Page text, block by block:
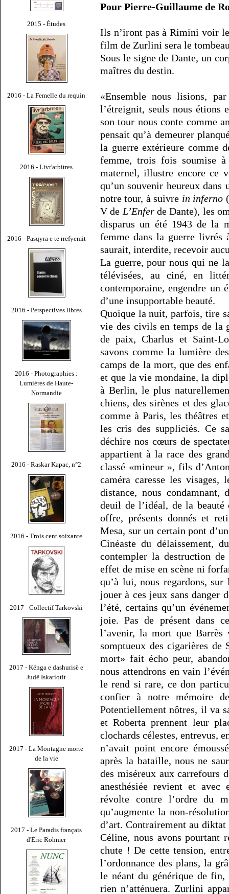
2015 - Études
2016 - La Femelle du requin
2016 - Livr'arbitres
2016 - Pasqyra e te rrefyemit
2016 - Perspectives libres
2016 - Photographies :
Lumières de Haute-
Normandie
2016 - Raskar Kapac, n°2
2016 - Trois cent soixante
2017 - Collectif Tarkovski
2017 - Kënga e dashurisë e
Judë Iskariotit
2017 - La Montagne morte
de la vie
2017 - Le Paradis français
d'Éric Rohmer
Pour Pierre-Guillaume de
Ils n’iront pas à Rimini voir
film de Zurlini sera le
Sous le signe de Dante, un
maîtres du destin.
«Ensemble nous lisions,
l’étreignit, seuls nous étions
son tour nous conte comme
pensait qu’à demeurer
la guerre extérieure comme
femme, trois fois soumise
maternel, illustre encore ce
qu’un souvenir heureux
notre tour, à suivre in inferno
V de L’Enferde Dante), les
disparus un été 1943 de la
femme dans la guerre livrés
saurait, interdite, recevoir
La guerre, pour nous qui ne
télévisées, au ciné, en
contemporaine, engendre
d’une insupportable beauté.
Quoique la nuit, parfois, tire
vie des civils en temps de la
de paix, Charlus et Saint-
savons comme la lumière
camps de la mort, que des
et que la vie mondaine, la
à Berlin, le plus
chiens, des sirènes et des
comme à Paris, les théâtres
les cris des suppliciés. Ce
déchire nos cœurs de
appartient à la race des
classé «mineur », fils
caméra caresse les visages,
distance, nous
deuil de l’idéal, de la
offre, présents donnés et
Mesa, sur un certain pont
Cinéaste du délaissement,
contempler la destruction
effet de mise en scène ni
qu’à lui, nous regardons,
jouer à ces jeux sans danger
l’été, certains qu’un
joie. Pas de présent dans
l’avenir, la mort que
somptueux des cigarières
mort» fait écho peur,
nous attendrons en vain
le rend si rare, ce don
confier à notre mémoire
Potentiellement nôtres, il va
et Roberta prennent leur
clochards célestes, entrevus,
n’avait point encore
après la bataille, nous ne
des miséreux aux carrefours
anesthésiée revient et
révolte contre l’ordre du
qu’augmente la non-
d’art. Contrairement au
Céline, nous avons pourtant
chute ! De cette tension,
l’ordonnance des plans, la
le néant du générique de fin,
rien n’atténuera. Zurlini